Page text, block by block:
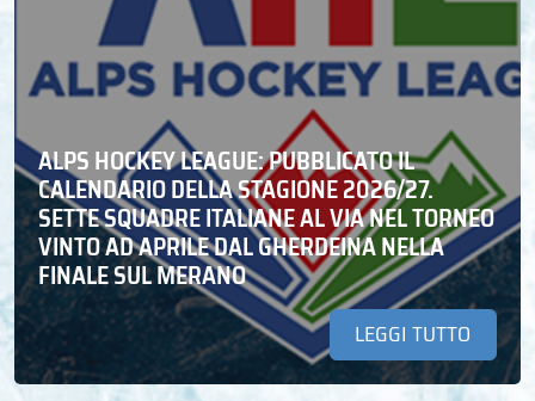
ALPS HOCKEY LEAGUE: PUBBLICATO IL
CALENDARIO DELLA STAGIONE 2026/27.
SETTE SQUADRE ITALIANE AL VIA NEL TORNEO
VINTO AD APRILE DAL GHERDEINA NELLA
FINALE SUL MERANO
LEGGI TUTTO